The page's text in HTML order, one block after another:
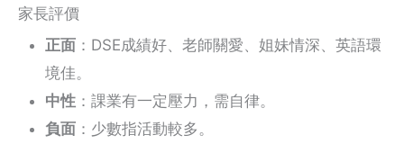
家長評價
正面 ：DSE成績好、老師關愛、姐妹情深、英語環
境佳。
中性 ：課業有一定壓力，需自律。
負面 ：少數指活動較多。